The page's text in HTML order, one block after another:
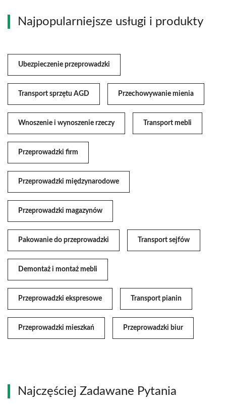
Najpopularniejsze usługi i produkty
Ubezpieczenie przeprowadzki
Transport sprzętu AGD Przechowywanie mienia
Wnoszenie i wynoszenie rzeczy Transport mebli
Przeprowadzki firm
Przeprowadzki międzynarodowe
Przeprowadzki magazynów
Pakowanie do przeprowadzki Transport sejfów
Demontaż i montaż mebli
Przeprowadzki ekspresowe Transport pianin
Przeprowadzki mieszkań Przeprowadzki biur
Najczęściej Zadawane Pytania